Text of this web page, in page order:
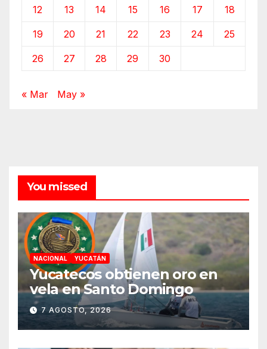
12 13 14 15 16 17 18
19 20 21 22 23 24 25
26 27 28 29 30
« Mar May »
You missed
NACIONAL YUCATÁN
Yucatecos obtienen oro en
vela en Santo Domingo
7 AGOSTO, 2026